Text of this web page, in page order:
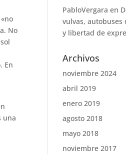
No
En
una
PabloVergara en
vulvas, autobuses
y libertad de
Archivos
noviembre 2024
abril 2019
enero 2019
agosto 2018
mayo 2018
noviembre 2017